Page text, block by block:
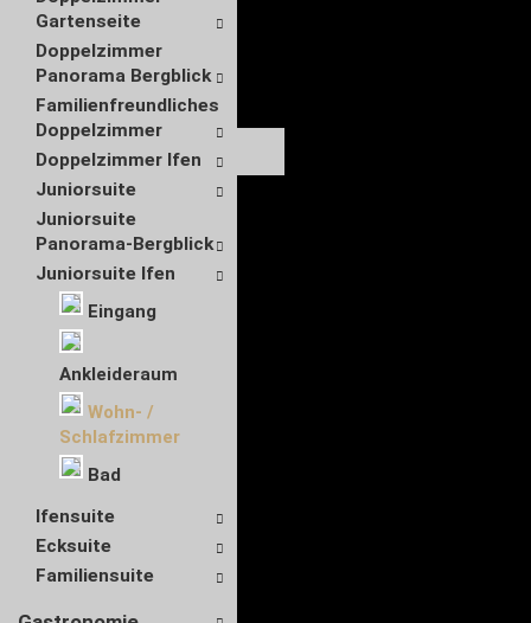
Gartenseite
Doppelzimmer
Panorama Bergblick
Familienfreundliches
Doppelzimmer
Doppelzimmer Ifen
Juniorsuite
Juniorsuite
Panorama-Bergblick
Juniorsuite Ifen
Eingang
Ankleideraum
Wohn- /
Schlafzimmer
Bad
Ifensuite
Ecksuite
Familiensuite